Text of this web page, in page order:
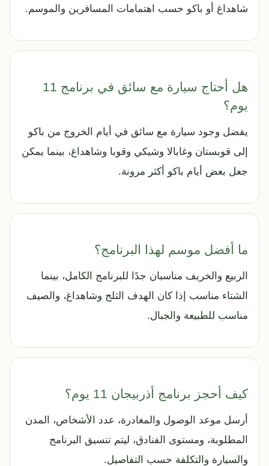
شاهداغ أو باكو حسب اهتمامات المسافرين والموسم.
هل أحتاج سيارة مع سائق في برنامج 11
يوم؟
يفضل وجود سيارة مع سائق في أيام الخروج من باكو
إلى قوبستان وغابالا وشيكي وقوبا وشاهداغ، بينما يمكن
جعل بعض أيام باكو أكثر مرونة.
ما أفضل موسم لهذا البرنامج؟
الربيع والخريف مناسبان جدًا للبرنامج الكامل، بينما
الشتاء مناسب إذا كان الهدف الثلج وشاهداغ، والصيف
مناسب للطبيعة والجبال.
كيف أحجز برنامج أذربيجان 11 يوم؟
أرسل موعد الوصول والمغادرة، عدد الأشخاص، المدن
المطلوبة، ومستوى الفنادق، ليتم تنسيق البرنامج
والسيارة والتكلفة حسب التفاصيل.